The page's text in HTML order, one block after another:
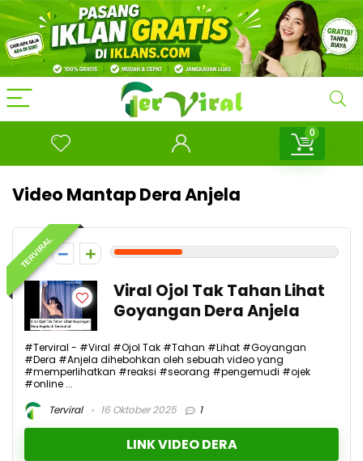
0
Video Mantap Dera Anjela
TERVIRAL
3
Viral Ojol Tak Tahan Lihat
Goyangan Dera Anjela
#Terviral - #Viral #Ojol Tak #Tahan #Lihat #Goyangan
#Dera #Anjela dihebohkan oleh sebuah video yang
#memperlihatkan #reaksi #seorang #pengemudi #ojek
#online ...
Terviral
16 Oktober 2025 1
LINK VIDEO DERA